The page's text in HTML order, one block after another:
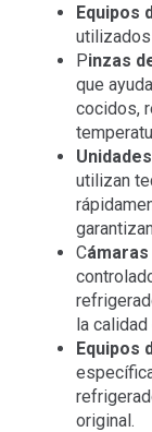
Equipos
utilizados
Pinzas
que
cocidos,
utilizan
C
la calidad
Equipos
original.